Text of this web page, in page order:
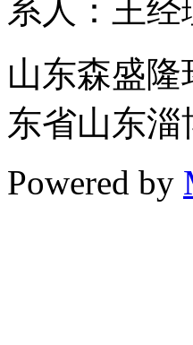
系人：王经
山东森盛
东省山东淄
Powered by